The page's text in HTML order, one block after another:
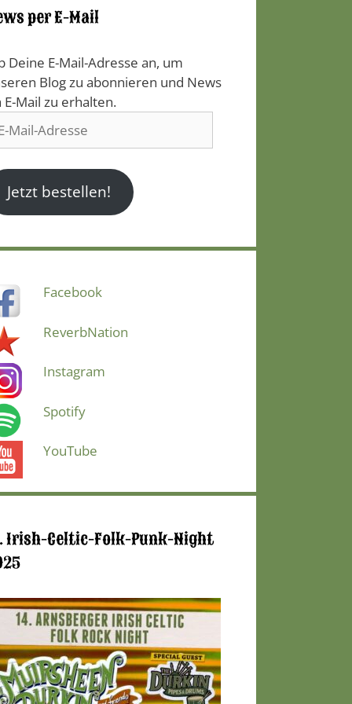
per E-Mail
Deine E-Mail-Adresse an, um
Blog zu abonnieren und News
E-Mail zu erhalten.
Jetzt bestellen!
Facebook
ReverbNation
Instagram
Spotify
YouTube
Irish-Celtic-Folk-Punk-Night